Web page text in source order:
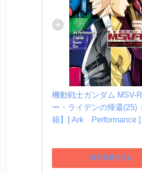
機動戦士ガンダム MSV-
ー・ライデンの帰還(25)
籍】[ Ark　Performance ]
楽天市場で見る